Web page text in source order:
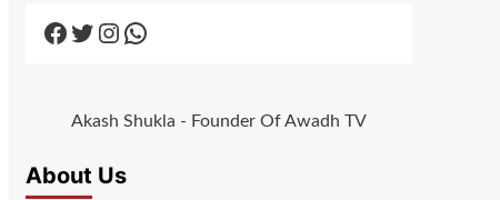
Facebook
Twitter
Instagram
WhatsApp
Akash Shukla - Founder Of Awadh TV
About Us